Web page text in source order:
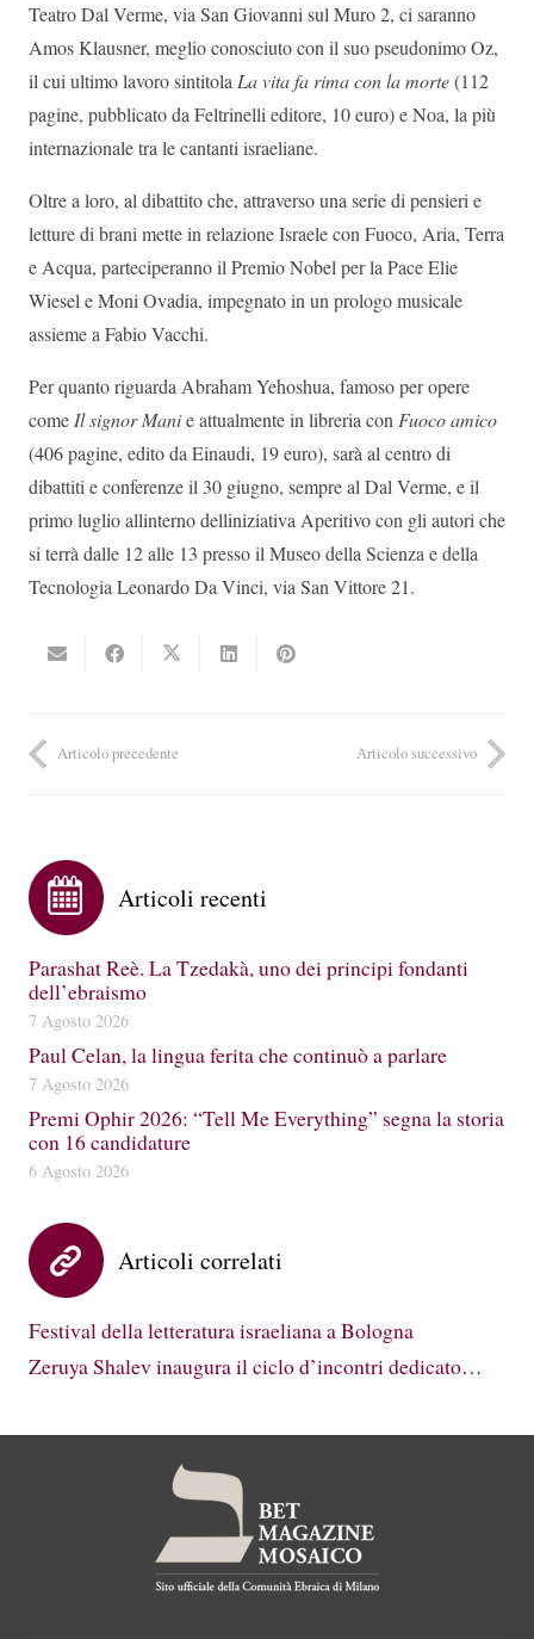
Teatro Dal Verme, via San Giovanni sul Muro 2, ci saranno
Amos Klausner, meglio conosciuto con il suo pseudonimo Oz,
il cui ultimo lavoro sintitola La vita fa rima con la morte(112
pagine, pubblicato da Feltrinelli editore, 10 euro) e Noa, la più
internazionale tra le cantanti israeliane.
Oltre a loro, al dibattito che, attraverso una serie di pensieri e
letture di brani mette in relazione Israele con Fuoco, Aria, Terra
e Acqua, parteciperanno il Premio Nobel per la Pace Elie
Wiesel e Moni Ovadia, impegnato in un prologo musicale
assieme a Fabio Vacchi.
Per quanto riguarda Abraham Yehoshua, famoso per opere
come Il signor Manie attualmente in libreria con Fuoco amico
(406 pagine, edito da Einaudi, 19 euro), sarà al centro di
dibattiti e conferenze il 30 giugno, sempre al Dal Verme, e il
primo luglio allinterno delliniziativa Aperitivo con gli autori che
si terrà dalle 12 alle 13 presso il Museo della Scienza e della
Tecnologia Leonardo Da Vinci, via San Vittore 21.
Articolo precedente Articolo successivo
Articoli recenti
Parashat Reè. La Tzedakà, uno dei principi fondanti
dell’ebraismo
7 Agosto 2026
Paul Celan, la lingua ferita che continuò a parlare
7 Agosto 2026
Premi Ophir 2026: “Tell Me Everything” segna la storia
con 16 candidature
6 Agosto 2026
Articoli correlati
Festival della letteratura israeliana a Bologna
Zeruya Shalev inaugura il ciclo d’incontri dedicato…